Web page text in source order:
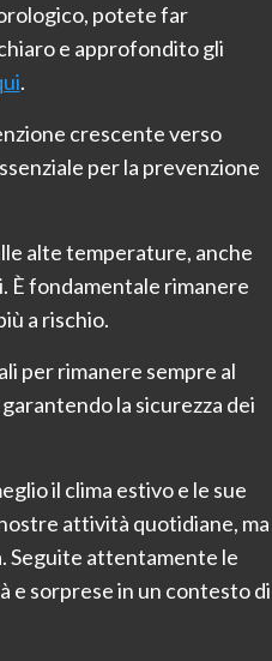
potete far
e approfondito gli
.
crescente verso
per la prevenzione
alte temperature, anche
È fondamentale rimanere
a rischio.
per rimanere sempre al
la sicurezza dei
il clima estivo e le sue
attività quotidiane, ma
Seguite attentamente le
e sorprese in un contesto di